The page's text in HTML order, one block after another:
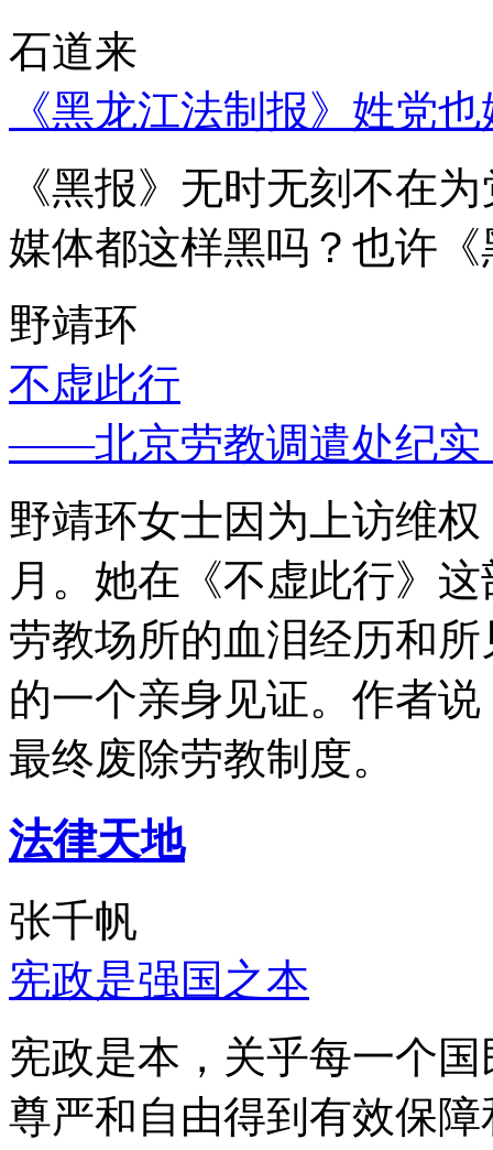
石道来
《黑龙江法制报》姓党
《黑报》无时无刻不在
媒体都这样黑吗？也许
野靖环
不虚此行
——北京劳教调遣处纪实
野靖环女士因为上访维
月。她在《不虚此行》
劳教场所的血泪经历和
的一个亲身见证。作者
最终废除劳教制度。
法律天地
张千帆
宪政是强国之本
宪政是本，关乎每一个
尊严和自由得到有效保